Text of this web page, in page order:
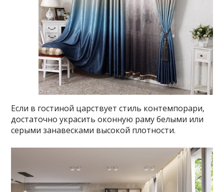
Если в гостиной царствует стиль контемпорари,
достаточно украсить оконную раму белыми или
серыми занавесками высокой плотности.